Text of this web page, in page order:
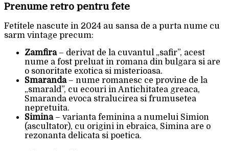
Prenume retro pentru fete
Fetitele nascute in 2024 au sansa de a purta nume cu
sarm vintage precum:
Zamfira– derivat de la cuvantul „safir”, acest
nume a fost preluat in romana din bulgara si are
o sonoritate exotica si misterioasa.
Smaranda– nume romanesc ce provine de la
„smarald”, cu ecouri in Antichitatea greaca,
Smaranda evoca stralucirea si frumusetea
nepretuita.
Simina– varianta feminina a numelui Simion
(ascultator), cu origini in ebraica, Simina are o
rezonanta delicata si poetica.